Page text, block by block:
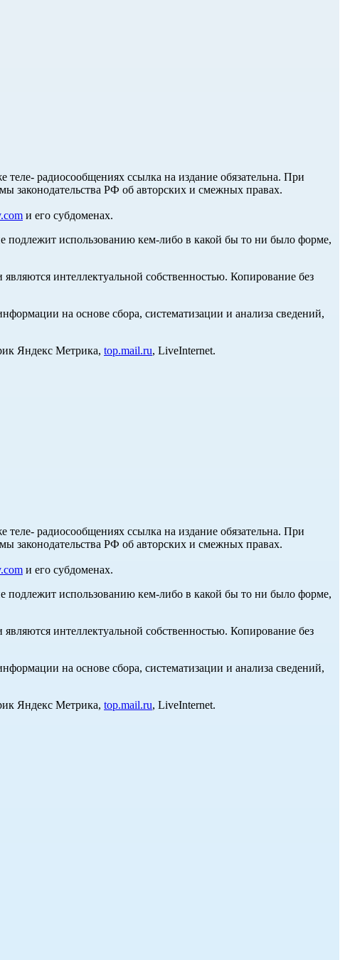
теле- радиосообщениях ссылка на издание обязательна. При
законодательства РФ об авторских и смежных правах.
и его субдоменах.
подлежит использованию кем-либо в какой бы то ни было форме,
интеллектуальной собственностью. Копирование без
на основе сбора, систематизации и анализа сведений,
Яндекс Метрика, top.mail.ru, LiveInternet.
теле- радиосообщениях ссылка на издание обязательна. При
законодательства РФ об авторских и смежных правах.
и его субдоменах.
подлежит использованию кем-либо в какой бы то ни было форме,
интеллектуальной собственностью. Копирование без
на основе сбора, систематизации и анализа сведений,
Яндекс Метрика, top.mail.ru, LiveInternet.